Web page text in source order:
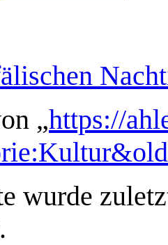
„https://
wurde